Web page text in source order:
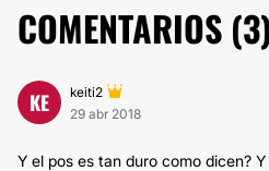
COMENTARIOS (3)
KE
keiti2
29 abr 2018
Y el pos es tan duro como dicen?